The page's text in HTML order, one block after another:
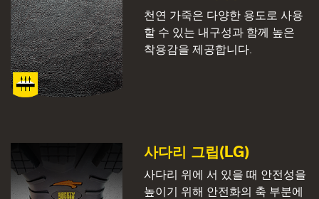
천연 가죽은 다양한 용도로 사용
할 수 있는 내구성과 함께 높은
착용감을 제공합니다.
사다리 그립(LG)
사다리 위에 서 있을 때 안전성을
높이기 위해 안전화의 축 부분에